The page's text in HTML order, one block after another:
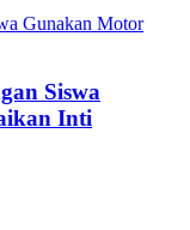
Siswa
Inti